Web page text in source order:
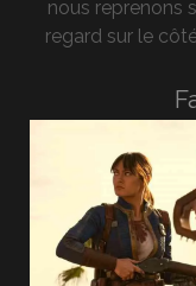
nous reprenons
regard sur le